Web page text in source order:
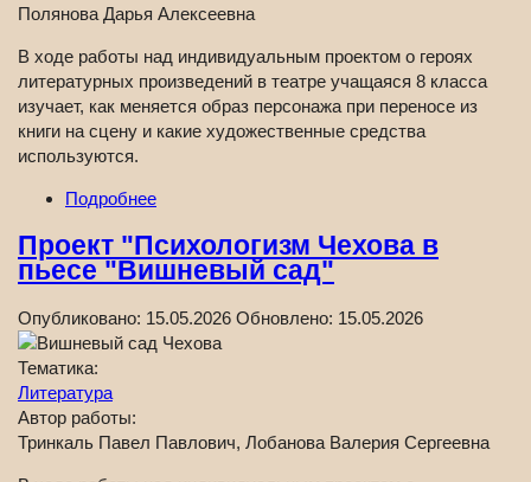
Полянова Дарья Алексеевна
В ходе работы над индивидуальным проектом о героях
литературных произведений в театре учащаяся 8 класса
изучает, как меняется образ персонажа при переносе из
книги на сцену и какие художественные средства
используются.
Подробнее
Проект "Психологизм Чехова в
пьесе "Вишневый сад"
Опубликовано: 15.05.2026 Обновлено: 15.05.2026
Тематика:
Литература
Автор работы:
Тринкаль Павел Павлович, Лобанова Валерия Сергеевна